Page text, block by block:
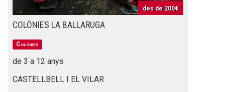
des de 200€
COLÒNIES LA BALLARUGA
Colònies
de 3 a 12 anys
CASTELLBELL I EL VILAR